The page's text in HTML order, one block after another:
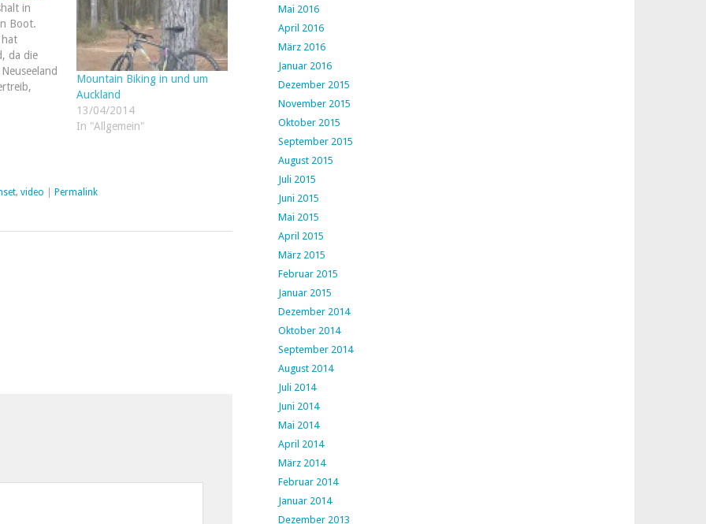
in
Boot.
hat
da die
Mountain Biking in und um
Auckland
13/04/2014
In "Allgemein"
, video Permalink
Mai 2016
April 2016
März 2016
Januar 2016
Dezember 2015
November 2015
Oktober 2015
September 2015
August 2015
Juli 2015
Juni 2015
Mai 2015
April 2015
März 2015
Februar 2015
Januar 2015
Dezember 2014
Oktober 2014
September 2014
August 2014
Juli 2014
Juni 2014
Mai 2014
April 2014
März 2014
Februar 2014
Januar 2014
Dezember 2013